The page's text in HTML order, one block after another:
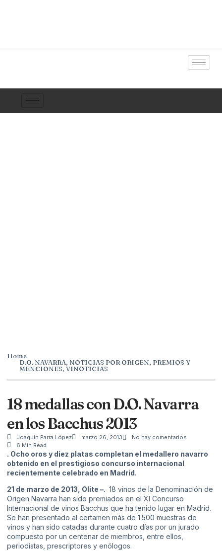
Home
D.O. NAVARRA, NOTICIAS POR ORIGEN, PREMIOS Y
MENCIONES, VINOTICIAS
18 medallas con D.O. Navarra
en los Bacchus 2013
Joaquín Parra López marzo 26, 2013
No hay comentarios
6 Min Read
. Ocho oros y diez platas completan el medallero navarro
obtenido en el prestigioso concurso internacional
recientemente celebrado en Madrid.
21 de marzo de 2013, Olite –. 18 vinos de la Denominación de
Origen Navarra han sido premiados en el XI Concurso
Internacional de vinos Bacchus que ha tenido lugar en Madrid.
Se han presentado al certamen más de 1.500 muestras de
vinos y han sido catadas durante cuatro días por un jurado
compuesto por un centenar de miembros, entre ellos,
periodistas, prescriptores y enólogos.